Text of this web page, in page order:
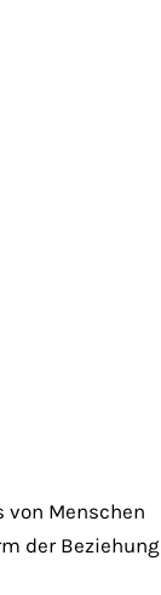
von Menschen
der Beziehung